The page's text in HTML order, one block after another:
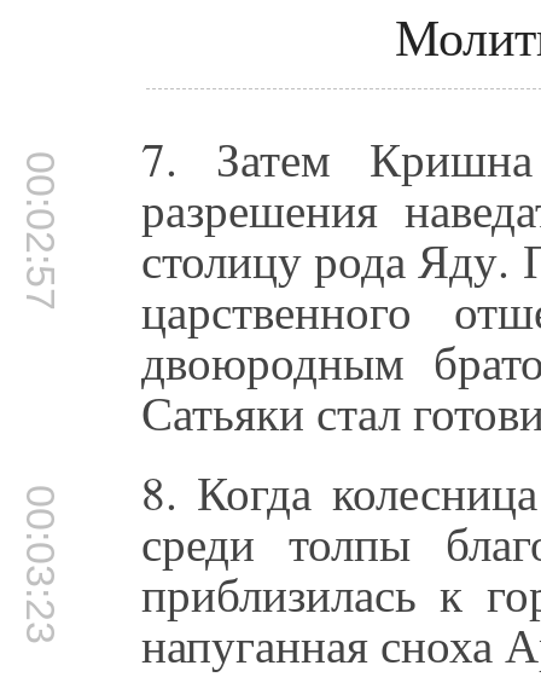
00:02:57 7. Затем
разрешения
столицу рода Яду.
царственного
двоюродным
Сатьяки стал
00:03:23 8. Когда
среди толпы
приблизилась к
напуганная сноха